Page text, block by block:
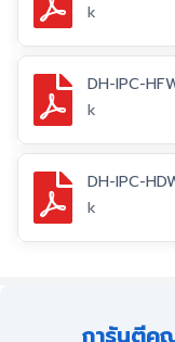
k
DH-IPC-
k
DH-IPC-
k